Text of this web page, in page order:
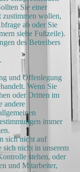
Sie einer
zustimmen wollen,
ab oder Sie
siehe Fußzeile).
des Betreibers
und Offenlegung
Wenn Sie
oder Dritten im
andere
immer
sich nicht auf
sich nicht in unserem
stehen, oder
und Mitarbeiter,